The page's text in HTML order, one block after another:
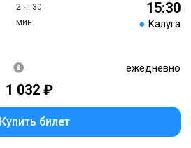
2 ч. 30
мин.
15:30
● Калуга
ежедневно
1 032 ₽
Купить билет